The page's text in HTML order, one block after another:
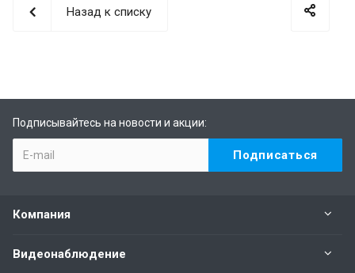
Назад к списку
Подписывайтесь на новости и акции:
Компания
Видеонаблюдение